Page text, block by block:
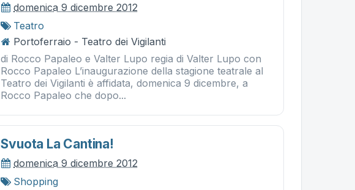
domenica 9 dicembre 2012
Teatro
Portoferraio - Teatro dei Vigilanti
di Rocco Papaleo e Valter Lupo regia di Valter Lupo con
Rocco Papaleo L’inaugurazione della stagione teatrale al
Teatro dei Vigilanti è affidata, domenica 9 dicembre, a
Rocco Papaleo che dopo...
Svuota La Cantina!
domenica 9 dicembre 2012
Shopping